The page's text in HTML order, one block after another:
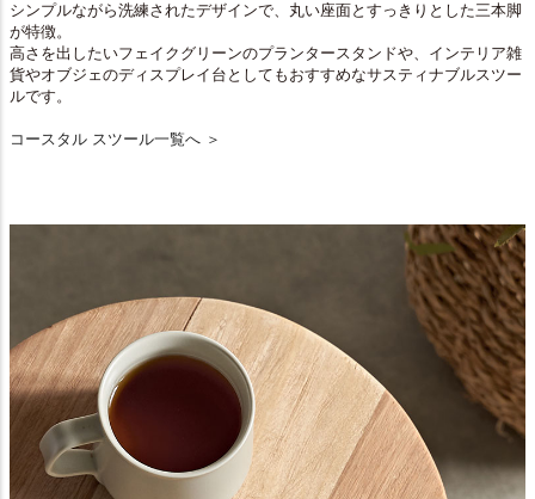
シンプルながら洗練されたデザインで、丸い座面とすっきりとした三本脚
が特徴。
高さを出したいフェイクグリーンのプランタースタンドや、インテリア雑
貨やオブジェのディスプレイ台としてもおすすめなサスティナブルスツー
ルです。
コースタル スツール一覧へ ＞